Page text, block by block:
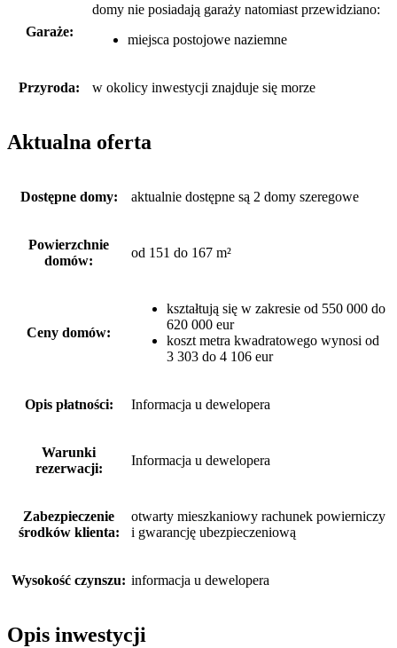
Garaże:
domy nie posiadają garaży natomiastprzewidziano:
miejsca postojowe naziemne
Przyroda: w okolicy inwestycji znajduje się morze
Aktualna oferta
Dostępne domy: aktualnie dostępne są 2 domy szeregowe
Powierzchnie
domów:
od 151 do 167 m²
Ceny domów:
kształtują się w zakresie od 550 000 do
620 000 eur
koszt metra kwadratowego wynosi od
3 303 do 4 106 eur
Opis płatności: Informacja u dewelopera
Warunki
rezerwacji:
Informacja u dewelopera
Zabezpieczenie
środków klienta:
otwarty mieszkaniowy rachunek powierniczy
i gwarancję ubezpieczeniową
Wysokość czynszu: informacja u dewelopera
Opis inwestycji